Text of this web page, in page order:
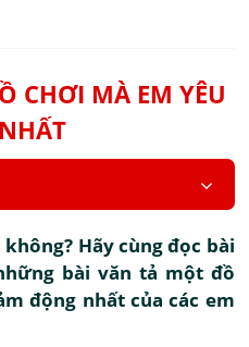
CHƠI MÀ EM YÊU
Hãy cùng đọc bài
bài văn tả một đồ
động nhất của các em